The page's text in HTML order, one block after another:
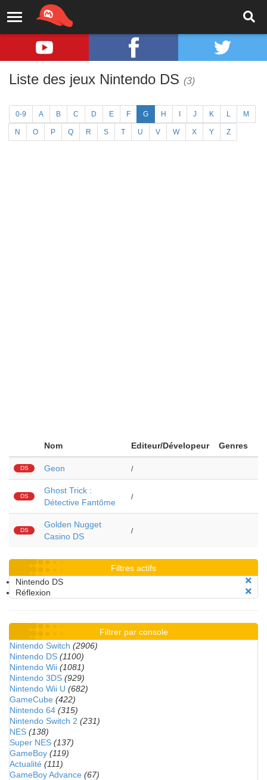
Liste des jeux Nintendo DS (3)
0-9 A B C D E F G H J K L M
N O P Q R S T U V W X Y Z
Nom Editeur/Dévelopeur Genres
DS Geon /
DS
Ghost Trick :
Détective Fantôme
/
DS
Golden Nugget
Casino DS
/
Filtres actifs
Nintendo DS
Réflexion
Filtrer par console
Nintendo Switch (2906)
Nintendo DS (1100)
Nintendo Wii (1081)
Nintendo 3DS (929)
Nintendo Wii U (682)
GameCube (422)
Nintendo 64 (315)
Nintendo Switch 2 (231)
NES (138)
Super NES (137)
GameBoy (119)
Actualité (111)
GameBoy Advance (67)